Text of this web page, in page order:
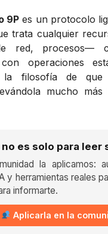
9P es un protocolo
trata cualquier
red, procesos—
operaciones
la filosofía de
mucho
no es solo para leer
la aplicamos:
y herramientas reales
informarte.
Aplicarla en la